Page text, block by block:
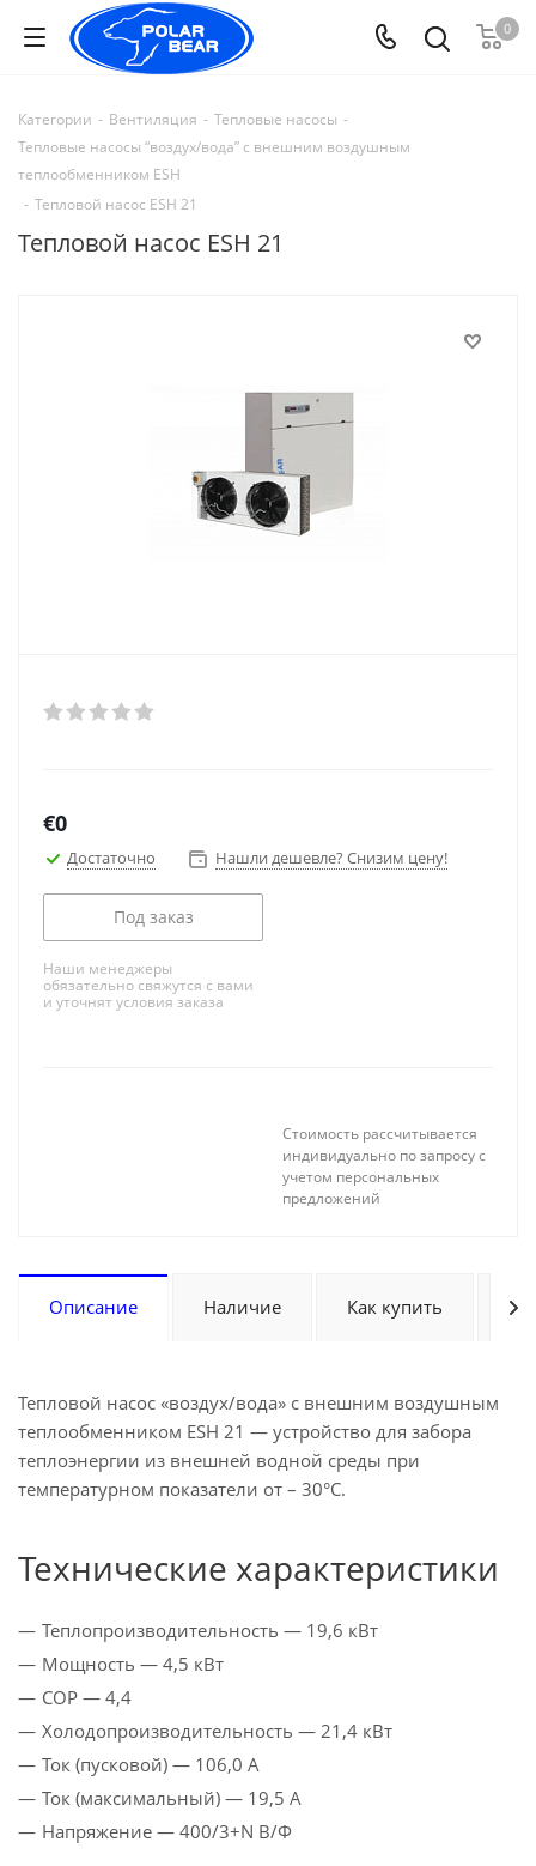
0
Категории - Вентиляция - Тепловые насосы -
Тепловые насосы “воздух/вода” с внешним воздушным
теплообменником ESH
- Тепловой насос ESH 21
Тепловой насос ESH 21
€0
Достаточно Нашли дешевле? Снизим цену!
Под заказ
Наши менеджеры
обязательно свяжутся с вами
и уточнят условия заказа
Стоимость рассчитывается
индивидуально по запросу с
учетом персональных
предложений
Описание Наличие Как купить
Тепловой насос «воздух/вода» с внешним воздушным
теплообменником ESH 21 — устройство для забора
теплоэнергии из внешней водной среды при
температурном показатели от – 30°С.
Технические характеристики
Теплопроизводительность — 19,6 кВт
Мощность — 4,5 кВт
СОР — 4,4
Холодопроизводительность — 21,4 кВт
Ток (пусковой) — 106,0 А
Ток (максимальный) — 19,5 А
Напряжение — 400/3+N В/Ф